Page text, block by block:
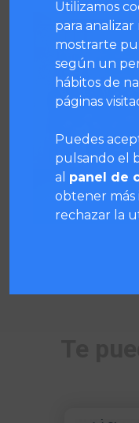
Utilizamos
para analizar
mostrarte
según un
hábitos de
páginas
Puedes
pulsando el
al panel de
obtener más
rechazar la